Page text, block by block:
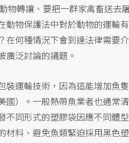
物轉讓、要把一群家禽畜送去
動物保護法中對於動物的運輸有
在何種情況下會到達法律需要介
廣泛討論的議題。
裝運輸技術，因為這能增加魚隻
國）。一般熱帶魚業者也通常清
不同形式的塑膠袋因應不同體型
材料、避免魚類緊迫採用黑色塑